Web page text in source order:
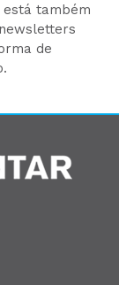
também
de